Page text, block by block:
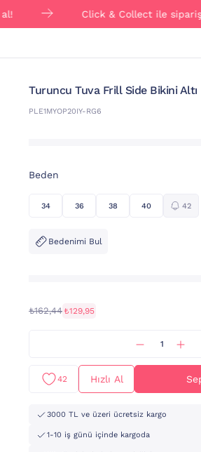
Click & Collect ile siparişini
Turuncu Tuva Frill Side Bikini Altı
PLE1MYOP20IY-RG6
Beden
34 36 38 40 42
Bedenimi Bul
₺162,44 ₺129,95
42 Hızlı Al
3000 TL ve üzeri ücretsiz kargo
1-10 iş günü içinde kargoda